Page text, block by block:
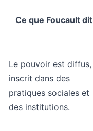
Ce que Foucault dit
Le pouvoir est diffus,
inscrit dans des
pratiques sociales et
des institutions.